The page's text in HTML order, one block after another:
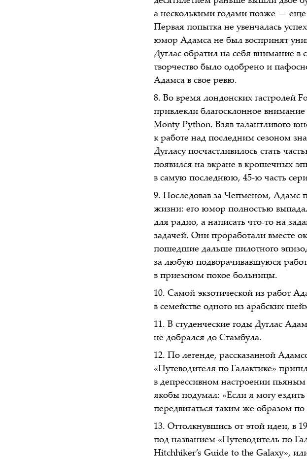
а несколькими годами позже — еще
Первая попытка не увенчалась
юмор Адамса не был воспринят
Дуглас обратил на себя внимание в
творчество было одобрено и
Адамса в свое ревю.
Во время лондонских гастролей
привлекли благосклонное
Monty Python. Взяв талантливого
к работе над последним сезоном
Дугласу посчастливилось стать
появился на экране в крошечных
в самую последнюю, 45-ю часть
Последовав за Чепменом, Адамс
жизни: его юмор полностью
для радио, а написать что-то на
задачей. Они проработали вместе
пошедшие дальше пилотного
за любую подворачивавшуюся
в приемном покое больницы.
Самой экзотической из работ
в семействе одного из арабских
В студенческие годы Дуглас
не добрался до Стамбула.
По легенде, рассказанной
«Путеводителя по Галактике»
в депрессивном настроении
якобы подумал: «Если я могу
передвигаться таким же образом
Оттолкнувшись от этой идеи, в
под названием «Путеводитель по
Hitchhiker’s Guide to the Galaxy»,